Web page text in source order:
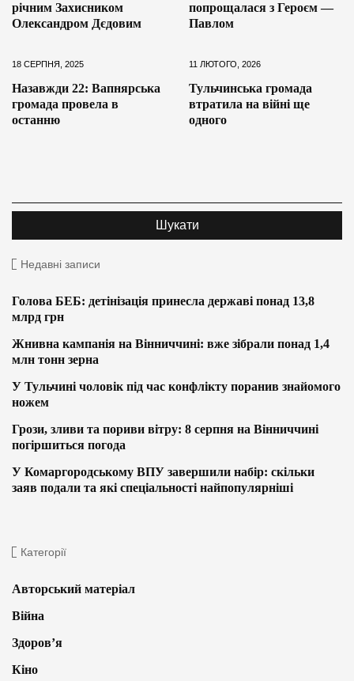
річним Захисником
Олександром Дєдовим
попрощалася з Героєм —
Павлом
18 СЕРПНЯ, 2025
Назавжди 22: Вапнярська
громада провела в
останню
11 ЛЮТОГО, 2026
Тульчинська громада
втратила на війні ще
одного
Недавні записи
Голова БЕБ: детінізація принесла державі понад 13,8
млрд грн
Жнивна кампанія на Вінниччині: вже зібрали понад 1,4
млн тонн зерна
У Тульчині чоловік під час конфлікту поранив знайомого
ножем
Грози, зливи та пориви вітру: 8 серпня на Вінниччині
погіршиться погода
У Комаргородському ВПУ завершили набір: скільки
заяв подали та які спеціальності найпопулярніші
Категорії
Авторський матеріал
Війна
Здоров’я
Кіно